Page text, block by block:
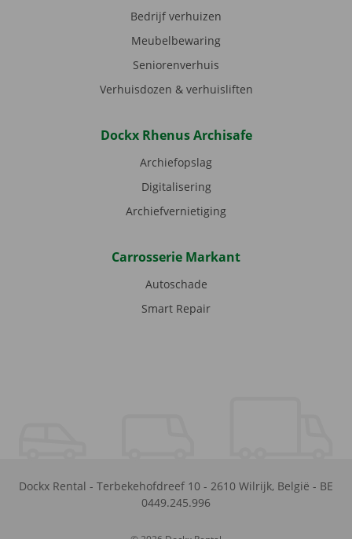
Bedrijf verhuizen
Meubelbewaring
Seniorenverhuis
Verhuisdozen & verhuisliften
Dockx Rhenus Archisafe
Archiefopslag
Digitalisering
Archiefvernietiging
Carrosserie Markant
Autoschade
Smart Repair
Dockx Rental - Terbekehofdreef 10 - 2610 Wilrijk, België - BE
0449.245.996